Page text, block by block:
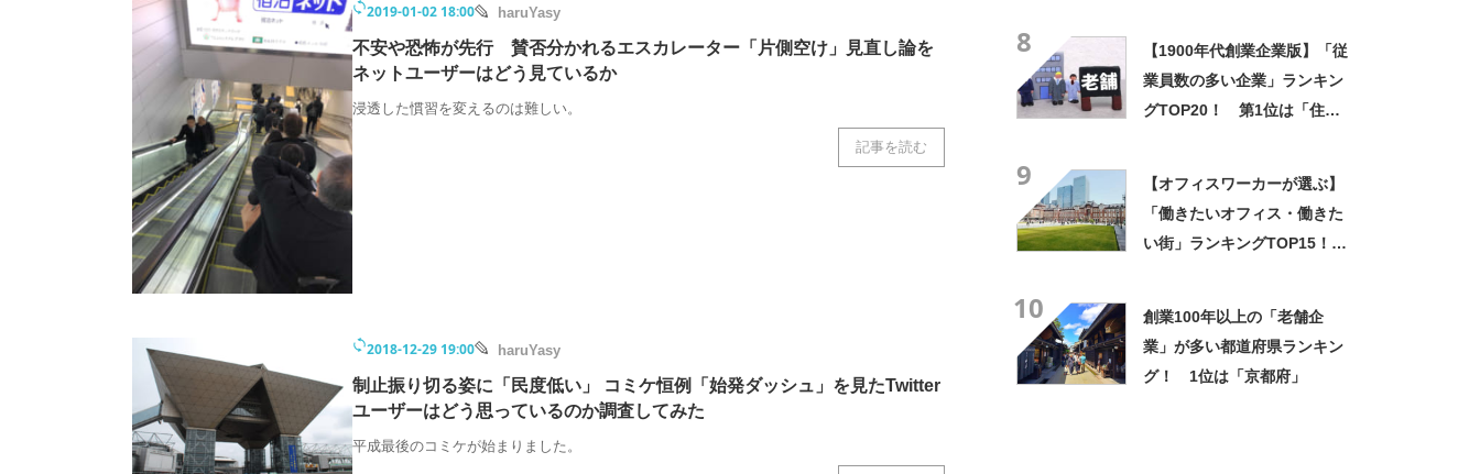
2019-01-02 18:00 haruYasy
不安や恐怖が先行 賛否分かれるエスカレーター「片側空け」見直し論を
ネットユーザーはどう見ているか
浸透した慣習を変えるのは難しい。
記事を読む
2018-12-29 19:00 haruYasy
制止振り切る姿に「民度低い」 コミケ恒例「始発ダッシュ」を見たTwitter
ユーザーはどう思っているのか調査してみた
平成最後のコミケが始まりました。
8
【1900年代創業企業版】「従
業員数の多い企業」ランキン
グTOP20！ 第1位は「住友
9
【オフィスワーカーが選ぶ】
「働きたいオフィス・働きた
い街」ランキングTOP15！
10
創業100年以上の「老舗企
業」が多い都道府県ランキン
グ！ 1位は「京都府」